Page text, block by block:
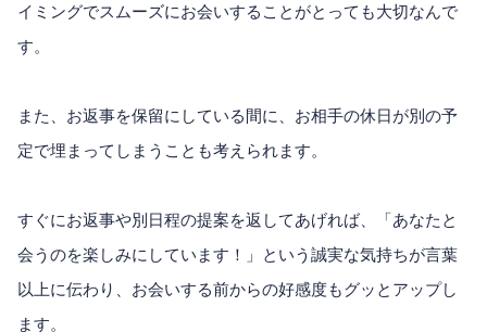
イミングでスムーズにお会いすることがとっても大切なんで
す。
また、お返事を保留にしている間に、お相手の休日が別の予
定で埋まってしまうことも考えられます。
すぐにお返事や別日程の提案を返してあげれば、「あなたと
会うのを楽しみにしています！」という誠実な気持ちが言葉
以上に伝わり、お会いする前からの好感度もグッとアップし
ます。